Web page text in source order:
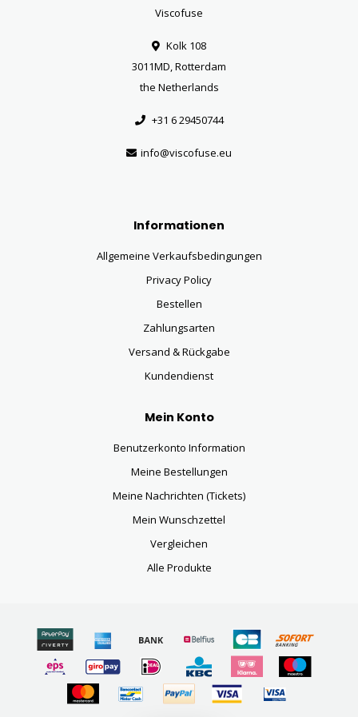
Viscofuse
Kolk 108
3011MD, Rotterdam
the Netherlands
+31 6 29450744
info@viscofuse.eu
Informationen
Allgemeine Verkaufsbedingungen
Privacy Policy
Bestellen
Zahlungsarten
Versand & Rückgabe
Kundendienst
Mein Konto
Benutzerkonto Information
Meine Bestellungen
Meine Nachrichten (Tickets)
Mein Wunschzettel
Vergleichen
Alle Produkte